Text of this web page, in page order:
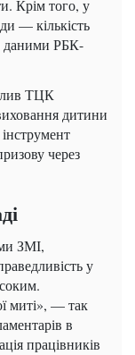
Крім того, у
— кількість
даними РБК-
ТЦК
дитини
через
ЗМІ,
у
миті», — так
в
працівників